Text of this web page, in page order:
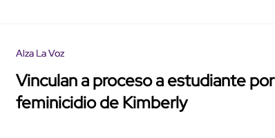
Alza La Voz
Vinculan a proceso a estudiante por
feminicidio de Kimberly